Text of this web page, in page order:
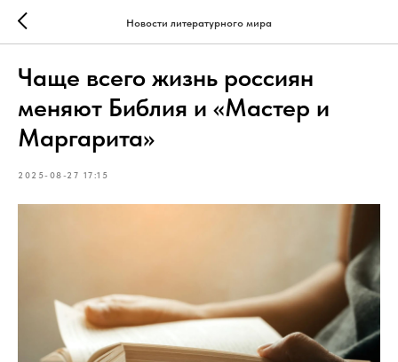
Новости литературного мира
Чаще всего жизнь россиян
меняют Библия и «Мастер и
Маргарита»
2025-08-27 17:15